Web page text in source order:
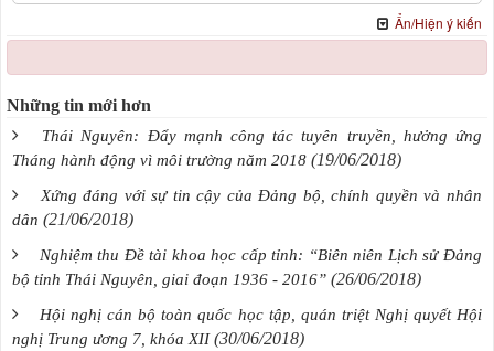
Ẩn/Hiện ý kiến
Những tin mới hơn
Thái Nguyên: Đẩy mạnh công tác tuyên truyền, hưởng ứng
Tháng hành động vì môi trường năm 2018 (19/06/2018)
Xứng đáng với sự tin cậy của Đảng bộ, chính quyền và nhân
dân (21/06/2018)
Nghiệm thu Đề tài khoa học cấp tỉnh: “Biên niên Lịch sử Đảng
bộ tỉnh Thái Nguyên, giai đoạn 1936 - 2016” (26/06/2018)
Hội nghị cán bộ toàn quốc học tập, quán triệt Nghị quyết Hội
nghị Trung ương 7, khóa XII (30/06/2018)